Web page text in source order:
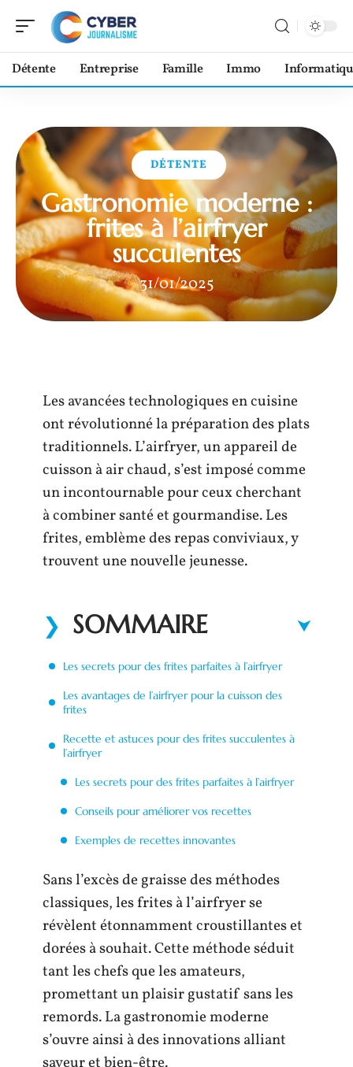
Détente Entreprise Famille Immo
DÉTENTE
Gastronomie moderne :
frites à l’airfryer
succulentes
31/01/2025
Les avancées technologiques en cuisine
ont révolutionné la préparation des plats
traditionnels. L’airfryer, un appareil de
cuisson à air chaud, s’est imposé comme
un incontournable pour ceux cherchant
à combiner santé et gourmandise. Les
frites, emblème des repas conviviaux, y
trouvent une nouvelle jeunesse.
SOMMAIRE
Les secrets pour des frites parfaites à l’airfryer
Les avantages de l’airfryer pour la cuisson des
frites
Recette et astuces pour des frites succulentes à
l’airfryer
Les secrets pour des frites parfaites à l’airfryer
Conseils pour améliorer vos recettes
Exemples de recettes innovantes
Sans l’excès de graisse des méthodes
classiques, les frites à l’airfryer se
révèlent étonnamment croustillantes et
dorées à souhait. Cette méthode séduit
tant les chefs que les amateurs,
promettant un plaisir gustatif sans les
remords. La gastronomie moderne
s’ouvre ainsi à des innovations alliant